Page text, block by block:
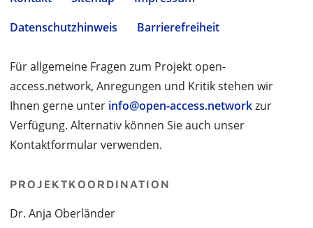
Datenschutzhinweis
Barrierefreiheit
Für allgemeine Fragen zum Projekt open-
access.network, Anregungen und Kritik stehen wir
Ihnen gerne unter info@open-access.networkzur
Verfügung. Alternativ können Sie auch unser
Kontaktformular verwenden.
PROJEKTKOORDINATION
Dr. Anja Oberländer